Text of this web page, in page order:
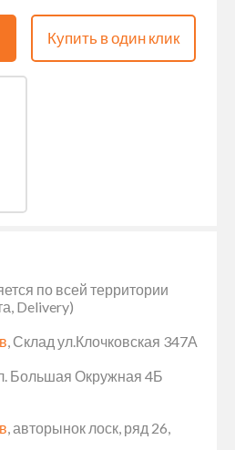
Купить в один клик
по всей территории
Delivery)
, Склад ул.Клочковская 347А
Большая Окружная 4Б
, авторынок лоск, ряд 26,